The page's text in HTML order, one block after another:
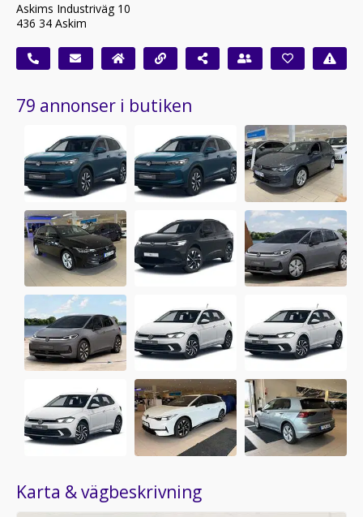
Askims Industriväg 10
436 34 Askim
79 annonser i butiken
Karta & vägbeskrivning